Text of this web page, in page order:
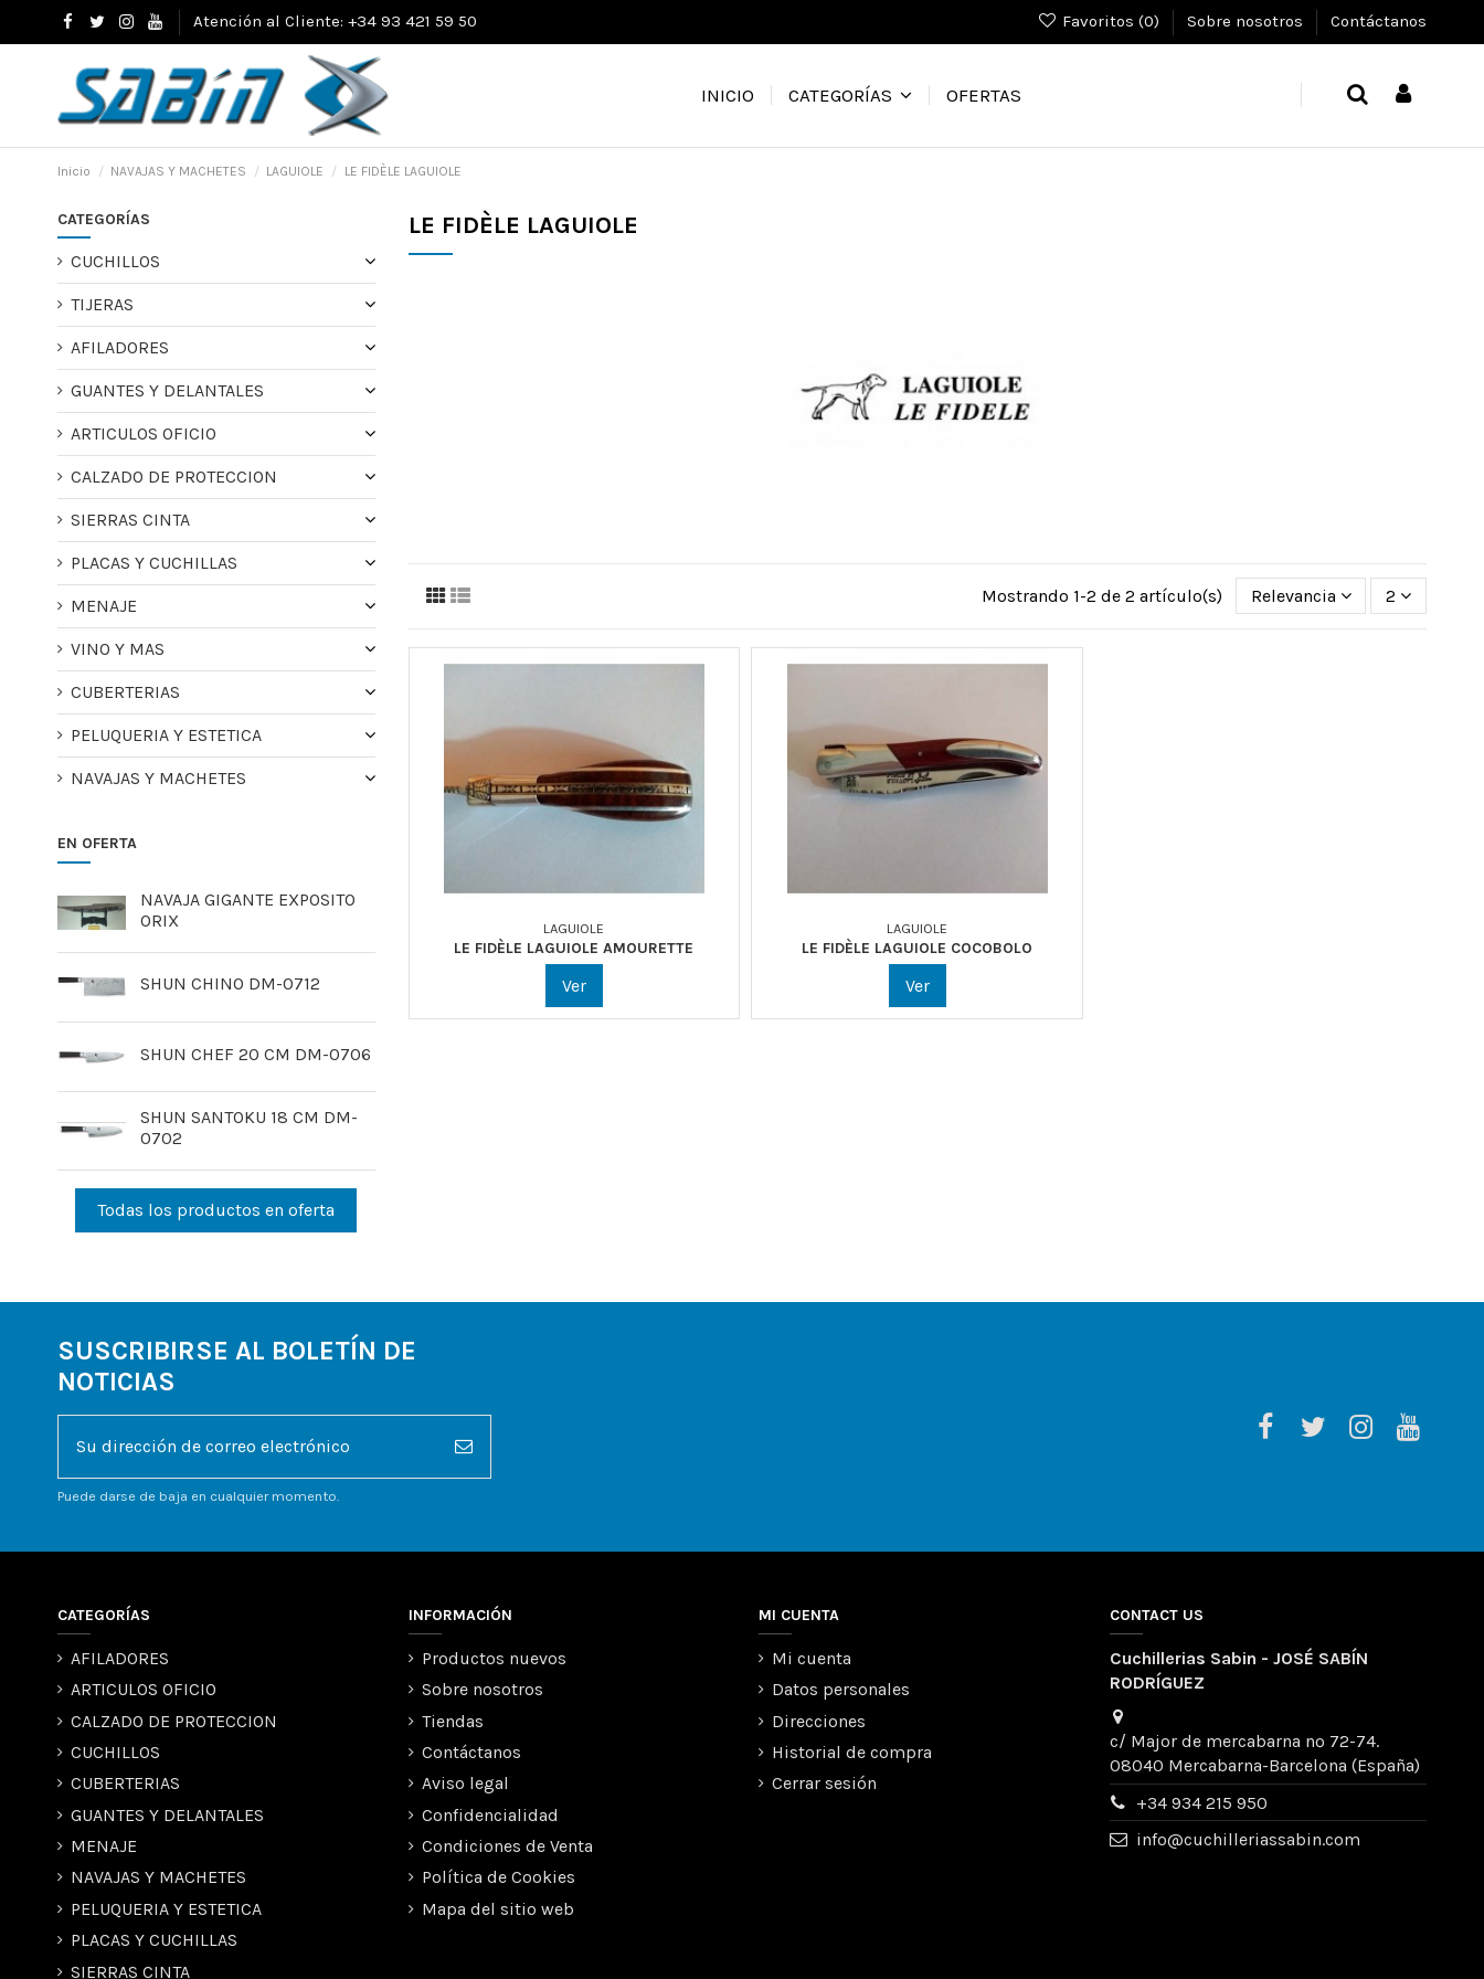
Atención al Cliente: +34 93 421 59 50 Favoritos (0) Sobre nosotros Contáctanos
INICIO CATEGORÍAS OFERTAS
Inicio NAVAJAS Y MACHETES LAGUIOLE LE FIDÈLE LAGUIOLE
LE FIDÈLE LAGUIOLE
Mostrando 1-2 de 2 artículo(s) Relevancia 2
LAGUIOLE
LE FIDÈLE LAGUIOLE AMOURETTE
Ver
LAGUIOLE
LE FIDÈLE LAGUIOLE COCOBOLO
Ver
CATEGORÍAS
CUCHILLOS
TIJERAS
AFILADORES
GUANTES Y DELANTALES
ARTICULOS OFICIO
CALZADO DE PROTECCION
SIERRAS CINTA
PLACAS Y CUCHILLAS
MENAJE
VINO Y MAS
CUBERTERIAS
PELUQUERIA Y ESTETICA
NAVAJAS Y MACHETES
EN OFERTA
NAVAJA GIGANTE EXPOSITO
ORIX
SHUN CHINO DM-0712
SHUN CHEF 20 CM DM-0706
SHUN SANTOKU 18 CM DM-
0702
Todas los productos en oferta
SUSCRIBIRSE AL BOLETÍN DE
NOTICIAS
Puede darse de baja en cualquier momento.
CATEGORÍAS
AFILADORES
ARTICULOS OFICIO
CALZADO DE PROTECCION
CUCHILLOS
CUBERTERIAS
GUANTES Y DELANTALES
MENAJE
NAVAJAS Y MACHETES
PELUQUERIA Y ESTETICA
PLACAS Y CUCHILLAS
SIERRAS CINTA
INFORMACIÓN
Productos nuevos
Sobre nosotros
Tiendas
Contáctanos
Aviso legal
Confidencialidad
Condiciones de Venta
Política de Cookies
Mapa del sitio web
MI CUENTA
Mi cuenta
Datos personales
Direcciones
Historial de compra
Cerrar sesión
CONTACT US
Cuchillerias Sabin - JOSÉ SABÍN
RODRÍGUEZ
c/ Major de mercabarna nº 72-74.
08040 Mercabarna-Barcelona (España)
+34 934 215 950
info@cuchilleriassabin.com